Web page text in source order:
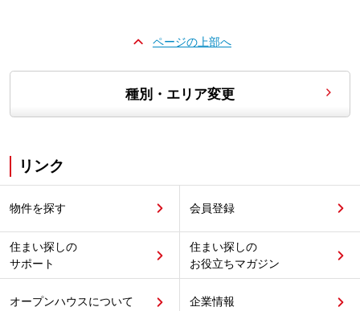
ページの上部へ
種別・エリア変更
リンク
物件を探す 会員登録
住まい探しの
サポート
住まい探しの
お役立ちマガジン
オープンハウスについて 企業情報